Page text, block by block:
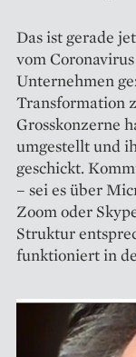
Das ist gerade
vom
Unternehmen
Transformation
Grosskonzerne
umgestellt und
geschickt.
– sei es über
Zoom oder
Struktur
funktioniert in